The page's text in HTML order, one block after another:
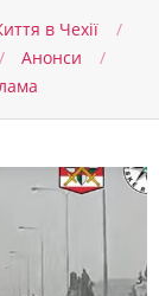
в Чеxії
Анонси